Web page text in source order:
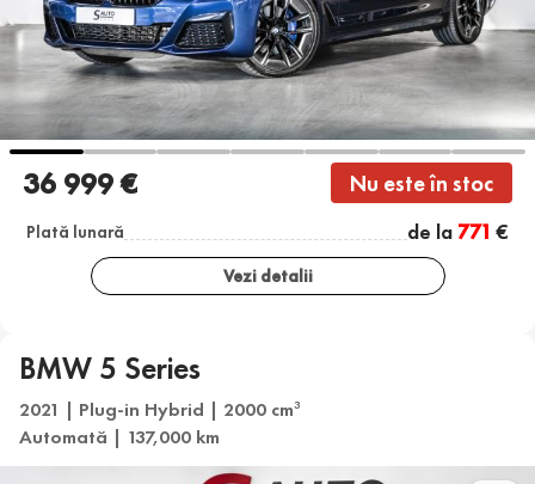
36 999 € Nu este în stoc
Plată lunară de la 771 €
Vezi detalii
BMW 5 Series
2021 | Plug-in Hybrid | 2000 cm3
Automată | 137,000 km